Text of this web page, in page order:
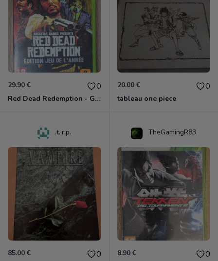
29.90 € 0
Red Dead Redemption - Game Of The Year Xbox 360
20.00 € 0
tableau one piece
.t..r.p.
85.00 € 0
TheGamingR83
8.90 € 0